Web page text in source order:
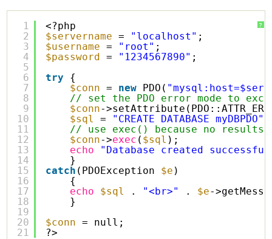
?
1
2
3
4
5
6
7
8
9
10
11
12
13
14
15
16
17
18
19
20
21
<?php
$servername
= "localhost" ;
$username
= "root" ;
$password
= "1234567890" ;
try
{
$conn
= new PDO(
// set the PDO error mode to
$conn-
$sql
= "CREATE DATABASE myDBPDO"
// use exec() because no results
$conn->exec ( $sql );
echo
"Database created
}
catch (PDOException $e )
{
echo
$sql . "<br>" . $e-
}
$conn
= null;
?>